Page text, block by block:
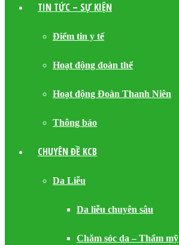
TIN TỨC – SỰ KIỆN
Điểm tin y tế
Hoạt động đoàn thể
Hoạt động Đoàn Thanh Niên
Thông báo
CHUYÊN ĐỀ KCB
Da Liễu
Da liễu chuyên sâu
Chăm sóc da – Thẩm mỹ